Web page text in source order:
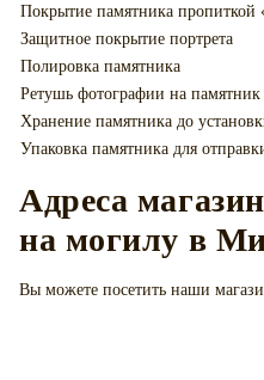
Покрытие памятника пропиткой
Защитное покрытие портрета
Полировка памятника
Ретушь фотографии на памятник
Хранение памятника до
Упаковка памятника для
Адреса
на могилу в
Вы можете посетить наши